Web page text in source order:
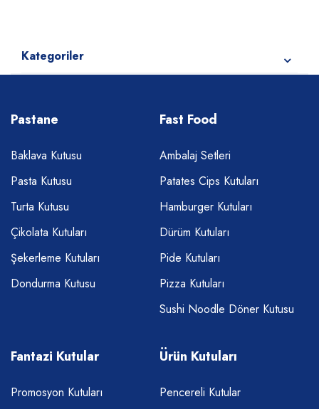
Kategoriler
Pastane
Baklava Kutusu
Pasta Kutusu
Turta Kutusu
Çikolata Kutuları
Şekerleme Kutuları
Dondurma Kutusu
Fast Food
Ambalaj Setleri
Patates Cips Kutuları
Hamburger Kutuları
Dürüm Kutuları
Pide Kutuları
Pizza Kutuları
Sushi Noodle Döner Kutusu
Fantazi Kutular
Promosyon Kutuları
Ürün Kutuları
Pencereli Kutular